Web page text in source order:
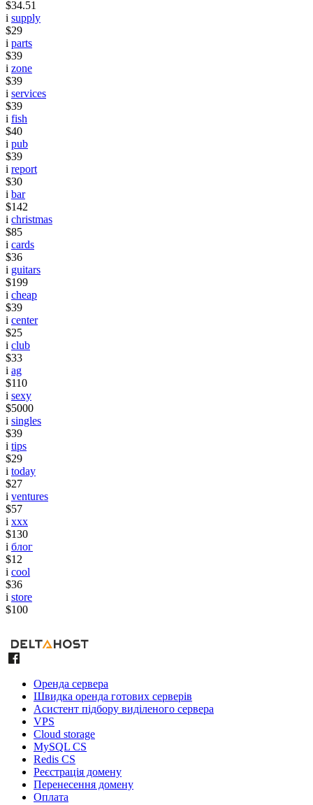
$34.51
i supply
$29
i parts
$39
i zone
$39
i services
$39
i fish
$40
i pub
$39
i report
$30
i bar
$142
i christmas
$85
i cards
$36
i guitars
$199
i cheap
$39
i center
$25
i club
$33
i ag
$110
i sexy
$5000
i singles
$39
i tips
$29
i today
$27
i ventures
$57
i xxx
$130
i блог
$12
i cool
$36
i store
$100
Оренда сервера
Швидка оренда готових серверів
Асистент підбору виділеного сервера
VPS
Cloud storage
MySQL CS
Redis CS
Реєстрація домену
Перенесення домену
Оплата